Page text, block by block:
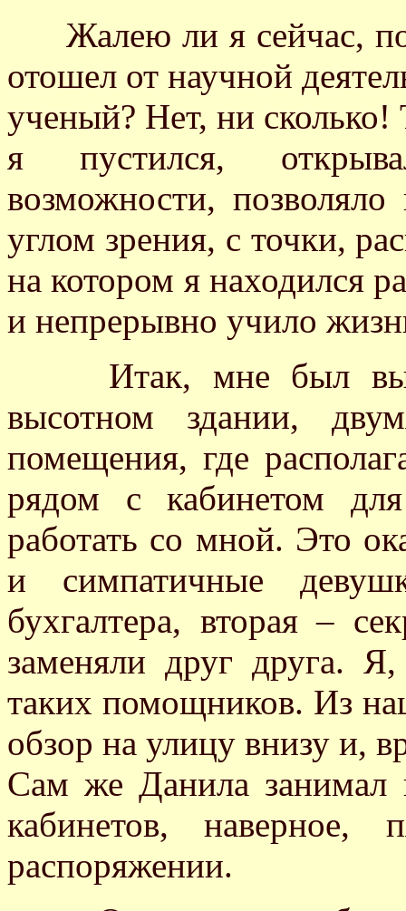
Жалею ли я сейчас, по
отошел от научной
ученый? Нет, ни сколько!
я пустился,
возможности,
углом зрения, с точки,
на котором я находился
и непрерывно учило
Итак, мне был
высотном здании,
помещения, где
рядом с кабинетом
работать со мной. Это
и симпатичные
бухгалтера, вторая –
заменяли друг друга.
таких помощников. Из
обзор на улицу внизу и,
Сам же Данила занимал
кабинетов, наверное,
распоряжении.